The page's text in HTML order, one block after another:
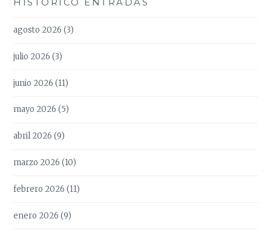
agosto 2026 (3)
julio 2026 (3)
junio 2026 (11)
mayo 2026 (5)
abril 2026 (9)
marzo 2026 (10)
febrero 2026 (11)
enero 2026 (9)